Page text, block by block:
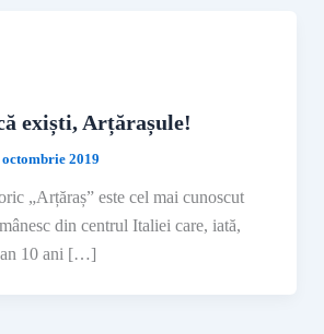
exiști, Arțărașule!
octombrie 2019
„Arțăraș” este cel mai cunoscut
din centrul Italiei care, iată,
an 10 ani […]